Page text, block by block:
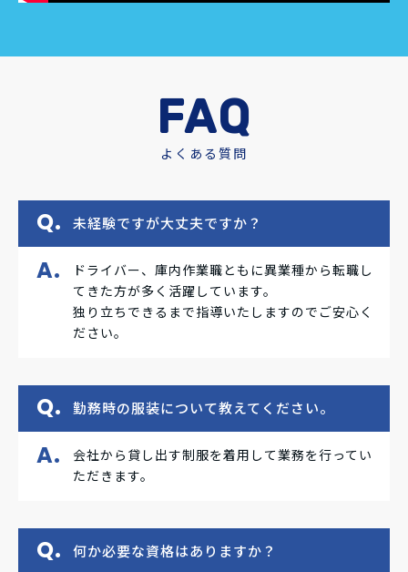
FAQ
よくある質問
未経験ですが大丈夫ですか？
ドライバー、庫内作業職ともに異業種から転職し
てきた方が多く活躍しています。
独り立ちできるまで指導いたしますのでご安心く
ださい。
勤務時の服装について教えてください。
会社から貸し出す制服を着用して業務を行ってい
ただきます。
何か必要な資格はありますか？